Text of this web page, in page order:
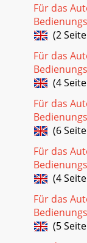
Für das
(2
Für das
(4
Für das
(6
Für das
(4
Für das
(5